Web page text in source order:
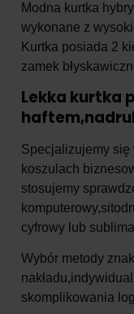
Modna kurtka
wykonane z
Kurtka posiada 2
zamek
Lekka kurtka
Specjalizujemy się
koszulach
stosujemy
cyfrowy lub
Wybór metody
skomplikowania